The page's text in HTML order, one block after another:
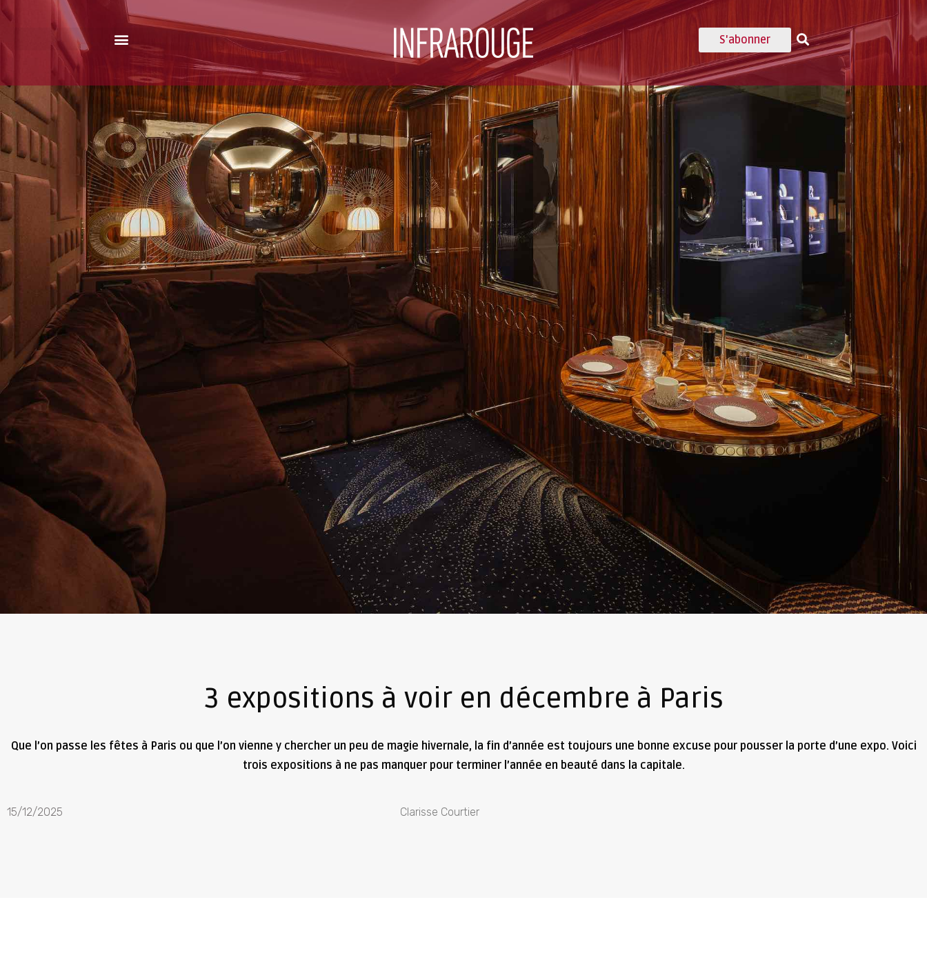
S'abonner
3 expositions à voir en décembre à Paris
Que l’on passe les fêtes à Paris ou que l’on vienne y chercher un peu de magie hivernale, la fin d’année est toujours une bonne excuse pour pousser la porte d’une expo. Voici
trois expositions à ne pas manquer pour terminer l’année en beauté dans la capitale.
15/12/2025 Clarisse Courtier